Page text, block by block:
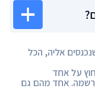
אליה, הכל
על אחד
אחד מהם גם